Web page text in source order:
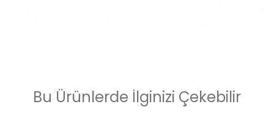
Bu Ürünlerde İlginizi Çekebilir